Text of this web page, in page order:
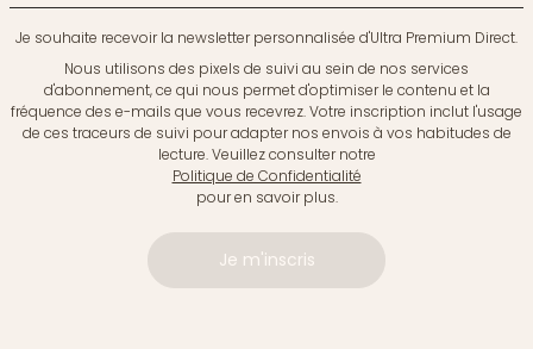
Je souhaite recevoir la newsletter personnalisée d'Ultra Premium Direct.
Nous utilisons des pixels de suivi au sein de nos services
d'abonnement, ce qui nous permet d'optimiser le contenu et la
fréquence des e-mails que vous recevrez. Votre inscription inclut l'usage
de ces traceurs de suivi pour adapter nos envois à vos habitudes de
lecture. Veuillez consulter notre
Politique de Confidentialité
pour en savoir plus.
Je m'inscris